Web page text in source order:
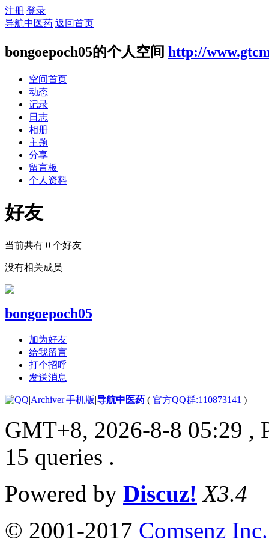
注册 登录
导航中医药 返回首页
bongoepoch05的个人空间 http://
空间首页
动态
记录
日志
相册
主题
分享
留言板
个人资料
好友
当前共有 0 个好友
没有相关成员
bongoepoch05
加为好友
给我留言
打个招呼
发送消息
|Archiver|手机版|导航中医药 ( 官方QQ群:110873141 )
GMT+8, 2026-8-8 05:29 ,
15 queries .
Powered by Discuz! X3.4
© 2001-2017 Comsenz Inc.